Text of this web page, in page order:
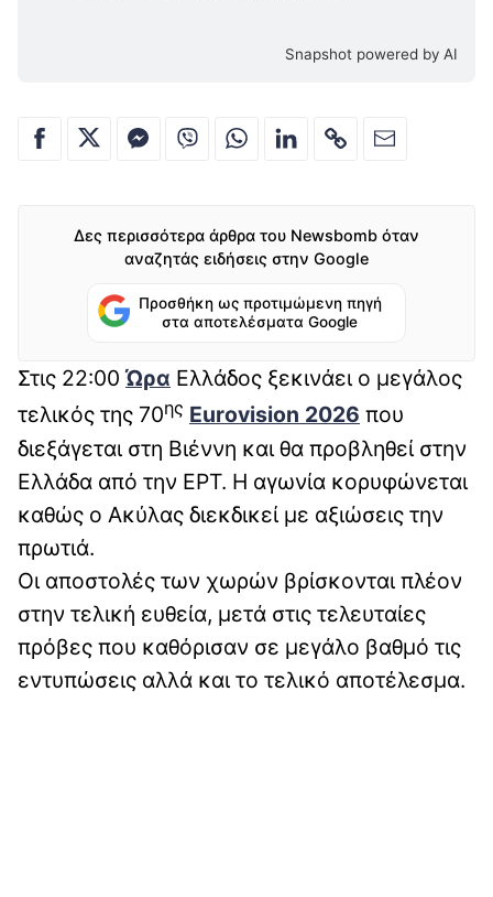
Snapshot powered by AI
Δες περισσότερα άρθρα του Newsbomb όταν
αναζητάς ειδήσεις στην Google
Προσθήκη ως προτιμώμενη πηγή
στα αποτελέσματα Google
Στις 22:00Ώρα Ελλάδος ξεκινάει ο μεγάλος
τελικός της 70ης Eurovision 2026 που
διεξάγεται στη Βιέννη και θα προβληθεί στην
Ελλάδα από την ΕΡΤ. Η αγωνία κορυφώνεται
καθώς ο Ακύλας διεκδικεί με αξιώσεις την
πρωτιά.
Οι αποστολές των χωρών βρίσκονται πλέον
στην τελική ευθεία, μετά στις τελευταίες
πρόβες που καθόρισαν σε μεγάλο βαθμό τις
εντυπώσεις αλλά και το τελικό αποτέλεσμα.